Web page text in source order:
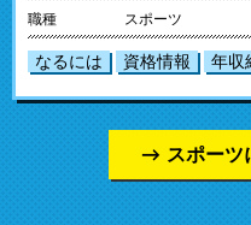
職種 スポーツ
なるには 資格情報 年収
スポーツ